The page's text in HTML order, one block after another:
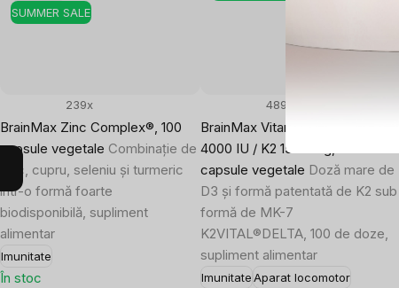
SUMMER SALE
BrainMax Zinc Complex®, 100
capsule vegetale Combinație de
zinc, cupru, seleniu și turmeric
într-o formă foarte
biodisponibilă, supliment
alimentar
Imunitate
239x
În stoc
BrainMax Vitamina D3 & K2®, D3
4000 IU / K2 150 mcg, 100
capsule vegetale Doză mare de
D3 și formă patentată de K2 sub
formă de MK-7
K2VITAL®DELTA, 100 de doze,
supliment alimentar
Imunitate Aparat locomotor
489x